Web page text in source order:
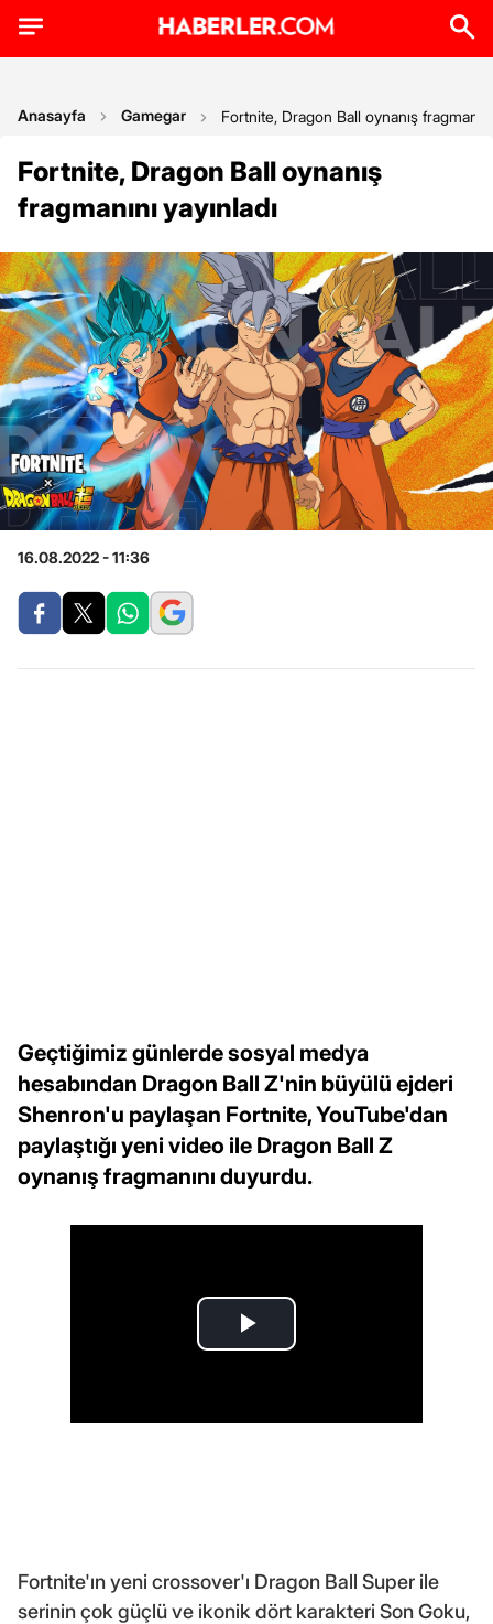
Anasayfa Gamegar Fortnite, Dragon Ball oynanış fragmanını
Fortnite, Dragon Ball oynanış
fragmanını yayınladı
16.08.2022 - 11:36
Geçtiğimiz günlerde sosyal medya
hesabından Dragon Ball Z'nin büyülü ejderi
Shenron'u paylaşan Fortnite, YouTube'dan
paylaştığı yeni video ile Dragon Ball Z
oynanış fragmanını duyurdu.
Fortnite'ın yeni crossover'ı Dragon Ball Super ile
serinin çok güçlü ve ikonik dört karakteri Son Goku,